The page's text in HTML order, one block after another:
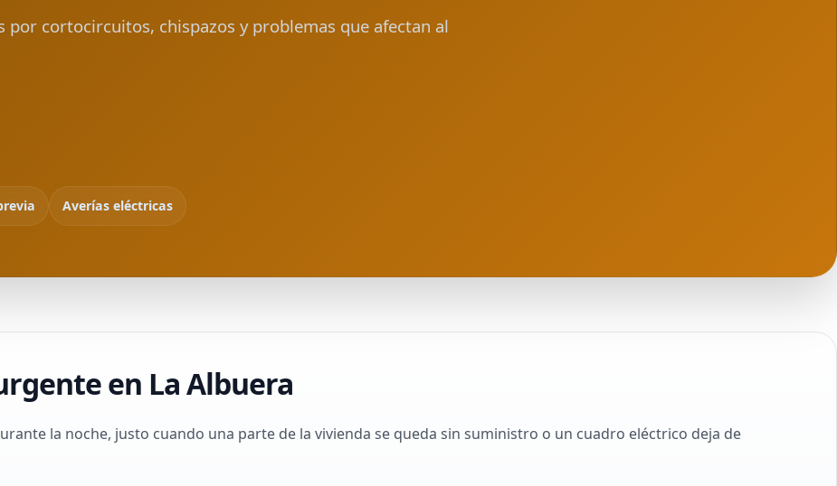
por cortocircuitos, chispazos y problemas que afectan al
Averías eléctricas
en La Albuera
la noche, justo cuando una parte de la vivienda se queda sin suministro o un cuadro eléctrico deja de